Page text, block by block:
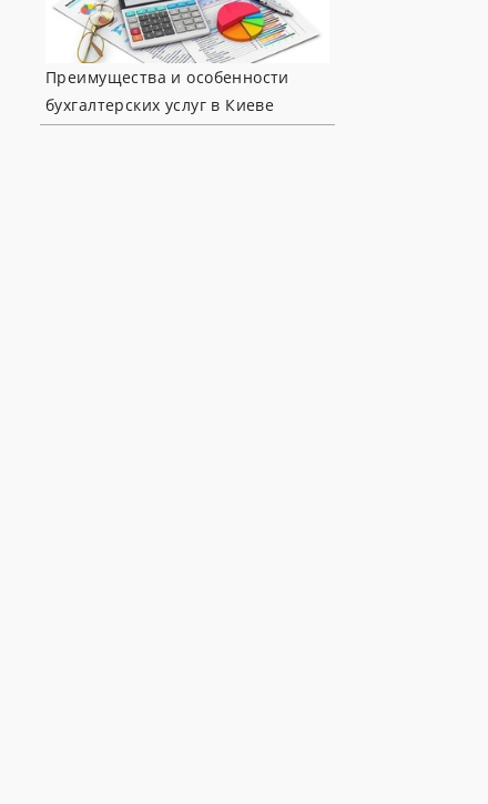
Преимущества и особенности
бухгалтерских услуг в Киеве